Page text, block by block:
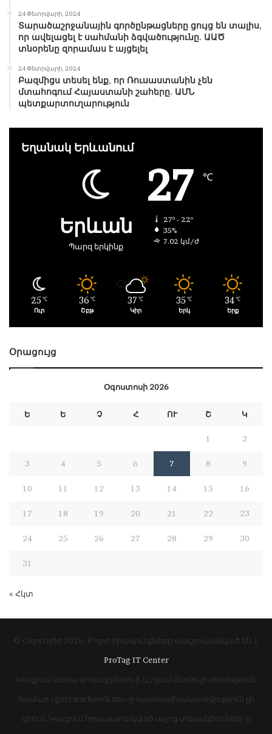
24 Փետրվարի, 2024
Տարածաշրջանային գործընթացները ցույց են տալիս,
որ ավելացել է սահմանի ձգվածությունը. ԱԱԾ
տնօրենը զորամաս է այցելել
24 Փետրվարի, 2024
Բազմիցս տեսել ենք, որ Ռուսաստանին չեն
մտահոգում Հայաստանի շահերը. ԱՄՆ
պետքարտուղարություն
Եղանակ Երևանում
Երևան
Պարզ երկինք
27 ℃
27º - 22º
35%
7.02 կմ/ժ
25 ℃
Ուր
36 ℃
Շբթ
37 ℃
Կիր
35 ℃
Երկ
34 ℃
Երք
Օրացույց
Օգոստոսի 2026
Ե Ե Չ Հ ՈՒ Շ Կ
1 2
3 4 5 6 7 8 9
10 11 12 13 14 15 16
17 18 19 20 21 22 23
24 25 26 27 28 29 30
31
« Հկտ
© Copyright 2026, Բոլոր իրավունքները պաշտպանված են |
ProTag IT Center
Կայքում առկա գովազդ(ներ)-ի և/կամ մամուլի տեսության
համար «gorcararhayeli.am»-ը պատասխանատվություն չի
կրում: Կայքում հրապարակված այլոց տեսակետ(ներ)-ը